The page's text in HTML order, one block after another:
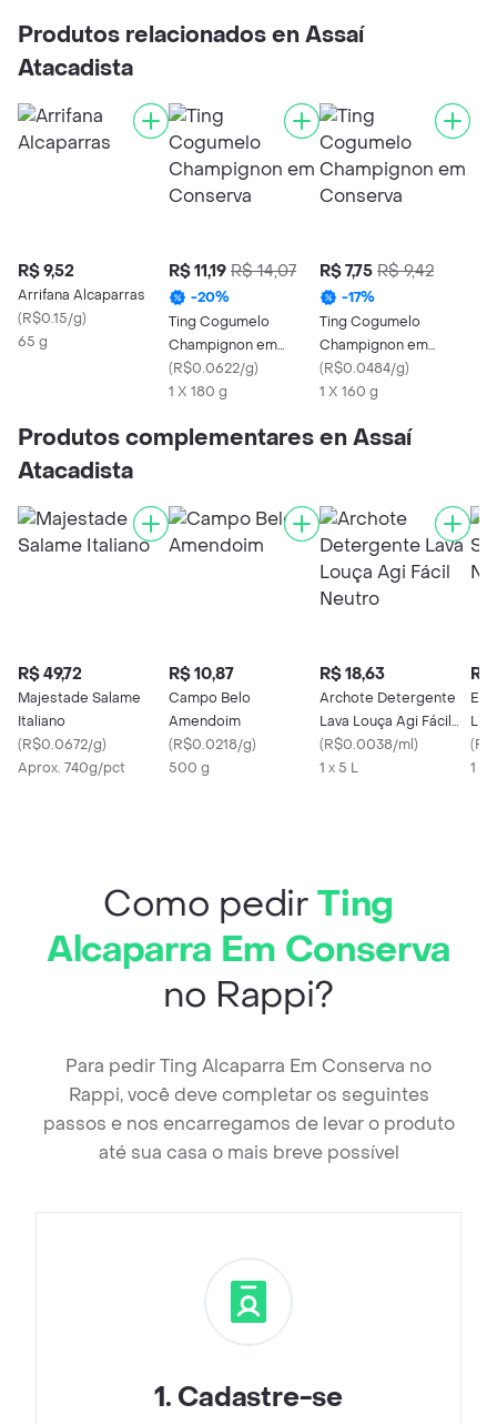
Produtos relacionados en Assaí
Atacadista
R$ 9,52
Arrifana Alcaparras
(R$0.15/g)
65 g
R$ 11,19 R$ 14,07
-20%
Ting Cogumelo
Champignon em
Conserva
(R$0.0622/g)
1 X 180 g
R$ 7,75 R$ 9,42
-17%
Ting Cogumelo
Champignon em
Conserva
(R$0.0484/g)
1 X 160 g
Produtos complementares en Assaí
Atacadista
R$ 49,72
Majestade Salame
Italiano
(R$0.0672/g)
Aprox. 740g/pct
R$ 10,87
Campo Belo
Amendoim
(R$0.0218/g)
500 g
R$ 18,63
Archote Detergente
Lava Louça Agi Fácil
Neutro
(R$0.0038/ml)
1 x 5 L
R$
(
1 X
Como pedirTing
Alcaparra Em Conserva
no Rappi?
Para pedir Ting Alcaparra Em Conserva no
Rappi, você deve completar os seguintes
passos e nos encarregamos de levar o produto
até sua casa o mais breve possível
1. Cadastre-se